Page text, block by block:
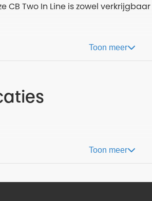
CB Two In Line is zowel
Toon meer
Toon meer